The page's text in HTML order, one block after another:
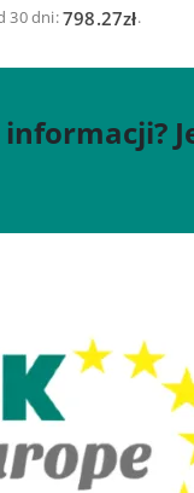
30 dni:798.27zł.